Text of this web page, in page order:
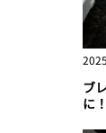
ブ
に！